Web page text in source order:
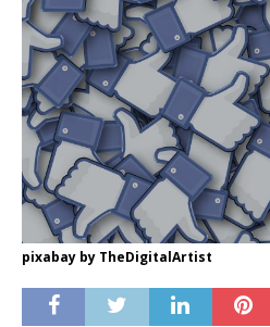
pixabay by TheDigitalArtist